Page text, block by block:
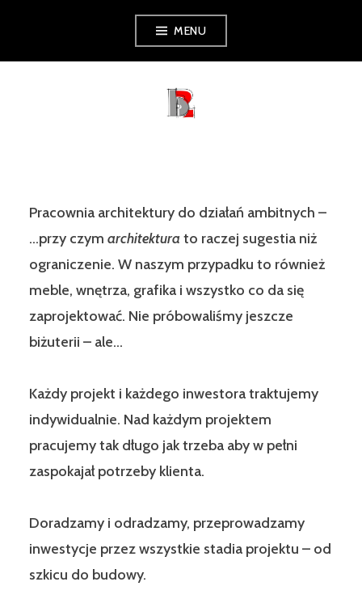
MENU
PRACOWNIAB2
Pracownia architektury do działań ambitnych –
…przy czym architektura to raczej sugestia niż
ograniczenie. W naszym przypadku to również
meble, wnętrza, grafika i wszystko co da się
zaprojektować. Nie próbowaliśmy jeszcze
biżuterii – ale…
Każdy projekt i każdego inwestora traktujemy
indywidualnie. Nad każdym projektem
pracujemy tak długo jak trzeba aby w pełni
zaspokajał potrzeby klienta.
Doradzamy i odradzamy, przeprowadzamy
inwestycje przez wszystkie stadia projektu – od
szkicu do budowy.